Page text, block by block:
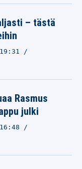
– tästä
Rasmus
julki